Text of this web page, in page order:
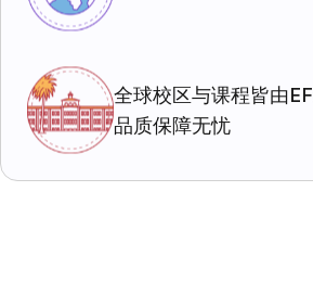
全球校区与课程皆由
品质保障无忧